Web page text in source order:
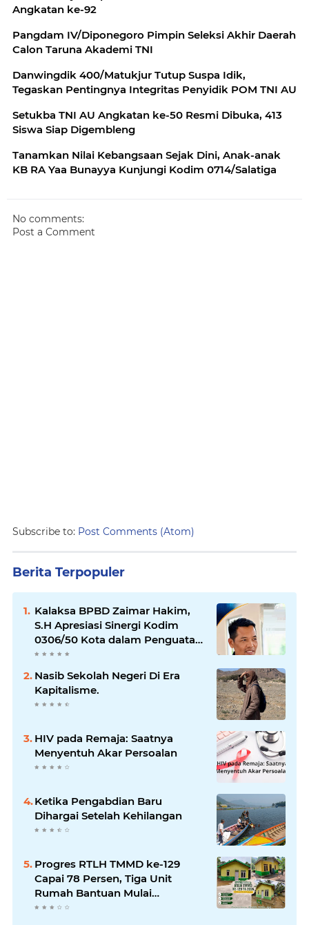
Angkatan ke-92
Pangdam IV/Diponegoro Pimpin Seleksi Akhir Daerah
Calon Taruna Akademi TNI
Danwingdik 400/Matukjur Tutup Suspa Idik,
Tegaskan Pentingnya Integritas Penyidik POM TNI AU
Setukba TNI AU Angkatan ke-50 Resmi Dibuka, 413
Siswa Siap Digembleng
Tanamkan Nilai Kebangsaan Sejak Dini, Anak-anak
KB RA Yaa Bunayya Kunjungi Kodim 0714/Salatiga
No comments:
Post a Comment
Subscribe to: Post Comments (Atom)
Berita Terpopuler
Kalaksa BPBD Zaimar Hakim,
S.H Apresiasi Sinergi Kodim
0306/50 Kota dalam Penguatan
Mitigasi dan Penanganan
Bencana
Nasib Sekolah Negeri Di Era
Kapitalisme.
HIV pada Remaja: Saatnya
Menyentuh Akar Persoalan
Ketika Pengabdian Baru
Dihargai Setelah Kehilangan
Progres RTLH TMMD ke-129
Capai 78 Persen, Tiga Unit
Rumah Bantuan Mulai
Rampung